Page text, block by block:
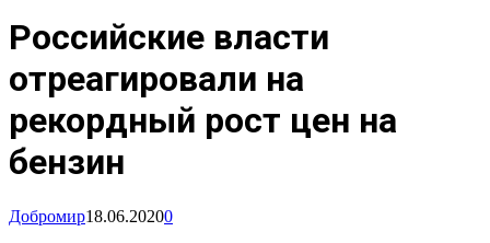
Российские власти
отреагировали на
рекордный рост цен на
бензин
Добромир18.06.20200